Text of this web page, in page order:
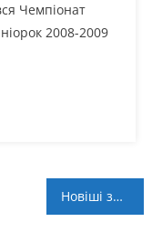
Чемпіонат
2008-2009
Новіші записи